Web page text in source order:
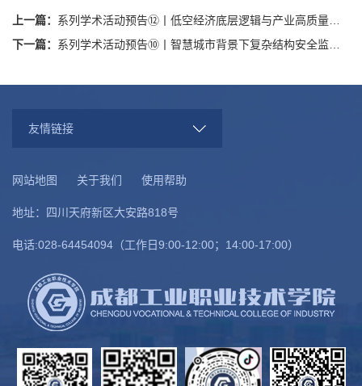
上一篇： 系列学术活动预告⑫丨低空经济底层逻辑与产业高质量发展专题讲座
下一篇： 系列学术活动预告⑩丨智慧城市背景下复杂结构安全监测、评估与运维专题讲座
友情链接
网站地图 关于我们 使用帮助
地址：四川天府新区大安路818号
电话:028-64454094（工作日9:00-12:00；14:00-17:00）